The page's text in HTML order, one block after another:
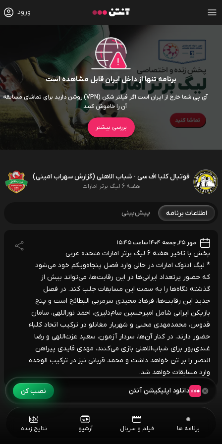
ورود
برنامه تنها از داخل ایران قابل مشاهده است
آی پی شما خارج از ایران است اگر فیلتر شکن (VPN) روشن دارید برای تماشای مسابقه
آن را خاموش کنید
بررسی بیشتر
فوتبال کلبا اف سی - شباب الاهلی (گزارش سهراب امینی)
هفته 6 لیگ برتر امارات
اطلاعات برنامه پیش‌بینی
مهر ۲۵, جمعه ۱۴۰۴ ساعت ۱۵:۴۵
پخش با تاخیر هفته 6 لیگ برتر امارات متحده عربی
* لیگ ادنوک امارات در حالی وارد فصل پنجاه‌ویکم خود می‌شود
که حضور پرتعداد ایرانی‌ها در این رقابت‌ها، می‌تواند بیش از
گذشته نگاه‌ها را به سمت این مسابقات جلب کند. در فصل
جدید این رقابت‌ها، فرهاد مجیدی سرمربی البطائح است و پنج
بازیکن ایرانی شامل امیرحسین سام‌دلیری، احمد نوراللهی، سامان
قدوس، محمدمهدی محبی و شهریار مغانلو در ترکیب اتحاد کلباء
حضور دارند. در کنار آن‌ها، سردار آزمون، سعید عزت‌اللهی و رضا
غندی‌پور برای شباب‌الاهلی بازی می‌کنند، مهدی قایدی پیراهن
النصر را بر تن خواهد داشت و محمد قربانی نیز در ترکیب الوحده
وارد مسابقات خواهد شد.
برنامه ها فیلم و سریال آرشیو نتایج زنده
دانلود اپلیکیشن آنتن نصب کن